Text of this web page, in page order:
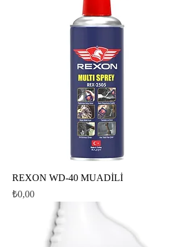
REXON WD-40 MUADİLİ
Fiyat
₺0,00